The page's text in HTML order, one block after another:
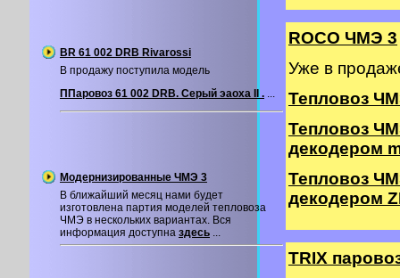
BR 61 002 DRB Rivarossi
В продажу поступила модель
ППаровоз 61 002 DRB. Серый эаоха II . ...
Модернизированные ЧМЭ 3
В ближайший месяц нами будет
изготовлена партия моделей тепловоза
ЧМЭ в нескольких вариантах. Вся
информация доступна здесь ...
ROCO ЧМЭ 3
Уже в
Тепловоз
Тепловоз
декодером
Тепловоз
декодером
TRIX